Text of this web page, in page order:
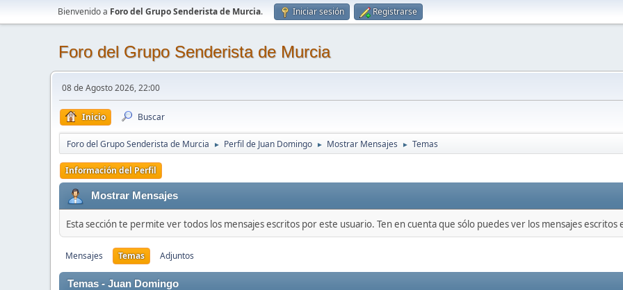
Bienvenido a Foro del Grupo Senderista de Murcia. Iniciar sesión Registrarse
Foro del Grupo Senderista de Murcia
08 de Agosto 2026, 22:00
Inicio Buscar
Foro del Grupo Senderista de Murcia ► Perfil de Juan Domingo ► Mostrar Mensajes ► Temas
Información del Perfil
Mostrar Mensajes
Esta sección te permite ver todos los mensajes escritos por este usuario. Ten en cuenta que sólo puedes ver los mensajes escritos
Mensajes Temas Adjuntos
Temas - Juan Domingo